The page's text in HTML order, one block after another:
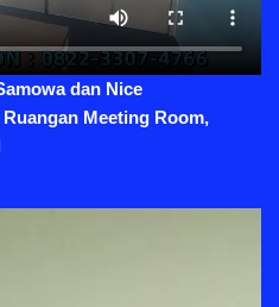
dan Nice
Meeting Room,